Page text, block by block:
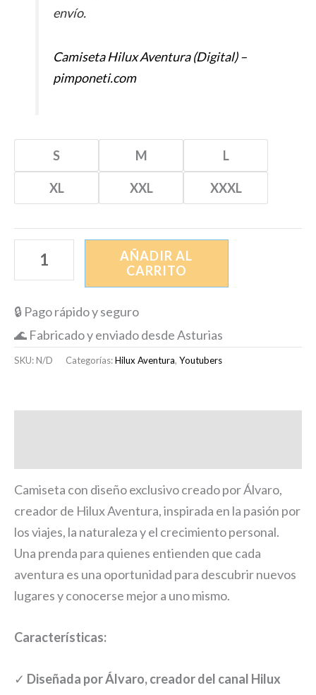
envío.
Camiseta Hilux Aventura (Digital) –
pimponeti.com
S M L
XL XXL XXXL
AÑADIR AL
CARRITO
🔒 Pago rápido y seguro
🌊 Fabricado y enviado desde Asturias
SKU:N/D Categorías:Hilux Aventura, Youtubers
Camiseta con diseño exclusivo creado por Álvaro,
creador de Hilux Aventura, inspirada en la pasión por
los viajes, la naturaleza y el crecimiento personal.
Una prenda para quienes entienden que cada
aventura es una oportunidad para descubrir nuevos
lugares y conocerse mejor a uno mismo.
Características:
✓ Diseñada por Álvaro, creador del canal Hilux